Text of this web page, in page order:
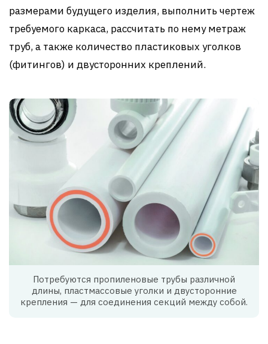
размерами будущего изделия, выполнить чертеж
требуемого каркаса, рассчитать по нему метраж
труб, а также количество пластиковых уголков
(фитингов) и двусторонних креплений.
Потребуются пропиленовые трубы различной
длины, пластмассовые уголки и двусторонние
крепления — для соединения секций между собой.